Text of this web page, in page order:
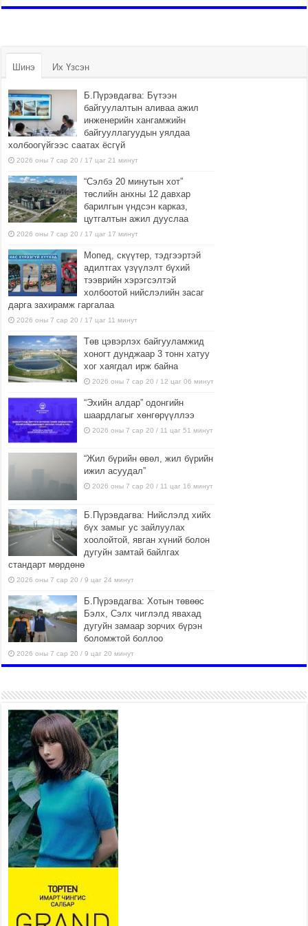
Шинэ Их Үзсэн
Б.Пүрэвдагва: Бүтээн
байгуулалтын аливаа ажил
инженерийн хангамжийн
байгууллагуудын уялдаа
холбоогүйгээс саатах ёсгүй
2026 оны 7 сар 20 / 17 цаг 21 минут
“Сэлбэ 20 минутын хот”
төслийн анхны 12 давхар
барилгын үндсэн карказ,
цутгалтын ажил дууслаа
2026 оны 7 сар 20 / 17 цаг 17 минут
Мопед, скүүтер, тэдгээртэй
адилтгах үзүүлэлт бүхий
тээврийн хэрэгсэлтэй
холбоотой нийслэлийн засаг
дарга захирамж гаргалаа
2026 оны 7 сар 20 / 17 цаг 11 минут
Төв цэвэрлэх байгууламжид
хоногт дунджаар 3 тонн хатуу
хог хаягдал ирж байна
2026 оны 7 сар 20 / 12 цаг 06 минут
“Эхийн алдар” одонгийн
шаардлагыг хөнгөрүүллээ
2026 оны 7 сар 20 / 11 цаг 51 минут
“Жил бүрийн өвөл, жил бүрийн
ижил асуудал”
2026 оны 7 сар 20 / 11 цаг 16 минут
Б.Пүрэвдагва: Нийслэлд хийх
бүх замыг ус зайлуулах
хоолойтой, явган хүний болон
дугуйн замтай байлгах
стандарт мөрдөнө
2026 оны 7 сар 20 / 9 цаг 24 минут
Б.Пүрэвдагва: Хотын төвөөс
Бэлх, Сэлх чиглэлд явахад
дугуйн замаар зорчих бүрэн
боломжтой боллоо
2026 оны 7 сар 20 / 9 цаг 20 минут
шугам хоолойн ажил 80
хувьтай үргэлжилж байна
2026 оны 7 сар 20 / 9 цаг 14 минут
Усархаг аадар бороо орж
байгаа тул аюулгүй байдлаа
хангаж, үер усны аюулаас
сэрэмжлэхийг нийслэлийн
Онцгой байдлын газраас анхааруулж байна
2026 оны 7 сар 20 / 9 цаг 09 минут
311 алба хаагч, 119 техник хэрэгсэлтэй ажиллаж
үер усны аюул, болзошгүй эрсдэлээс сэргийлж
байна
Аяллаа зөв төлөвлөхийг иргэдэд зөвлөж байна
2026 оны 7 сар 16 / 11 цаг 50 минут